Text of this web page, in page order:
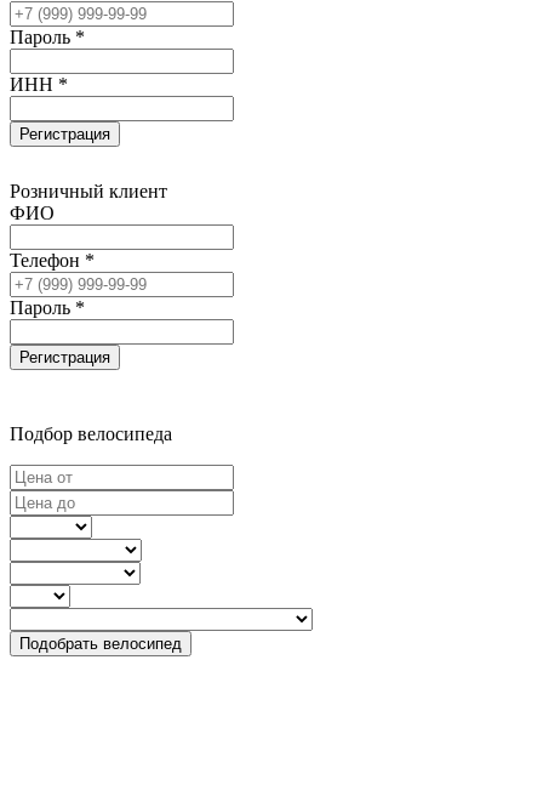
Пароль *
ИНН *
Регистрация
Розничный клиент
ФИО
Телефон *
Пароль *
Регистрация
Подбор велосипеда
Подобрать велосипед